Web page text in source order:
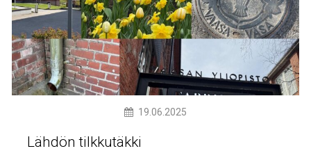
19.06.2025
Lähdön tilkkutäkki